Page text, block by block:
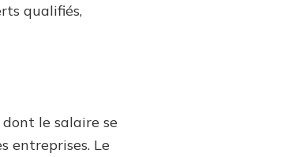
qualifiés,
dont le salaire se
entreprises. Le